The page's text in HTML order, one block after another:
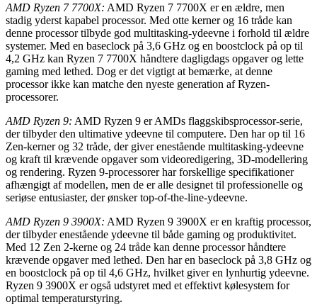
AMD Ryzen 7 7700X: AMD Ryzen 7 7700X er en ældre, men
stadig yderst kapabel processor. Med otte kerner og 16 tråde kan
denne processor tilbyde god multitasking-ydeevne i forhold til ældre
systemer. Med en baseclock på 3,6 GHz og en boostclock på op til
4,2 GHz kan Ryzen 7 7700X håndtere dagligdags opgaver og lette
gaming med lethed. Dog er det vigtigt at bemærke, at denne
processor ikke kan matche den nyeste generation af Ryzen-
processorer.
AMD Ryzen 9: AMD Ryzen 9 er AMDs flaggskibsprocessor-serie,
der tilbyder den ultimative ydeevne til computere. Den har op til 16
Zen-kerner og 32 tråde, der giver enestående multitasking-ydeevne
og kraft til krævende opgaver som videoredigering, 3D-modellering
og rendering. Ryzen 9-processorer har forskellige specifikationer
afhængigt af modellen, men de er alle designet til professionelle og
seriøse entusiaster, der ønsker top-of-the-line-ydeevne.
AMD Ryzen 9 3900X: AMD Ryzen 9 3900X er en kraftig processor,
der tilbyder enestående ydeevne til både gaming og produktivitet.
Med 12 Zen 2-kerne og 24 tråde kan denne processor håndtere
krævende opgaver med lethed. Den har en baseclock på 3,8 GHz og
en boostclock på op til 4,6 GHz, hvilket giver en lynhurtig ydeevne.
Ryzen 9 3900X er også udstyret med et effektivt kølesystem for
optimal temperaturstyring.